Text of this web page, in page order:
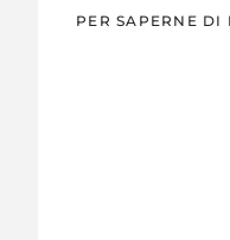
PER SAPERNE DI